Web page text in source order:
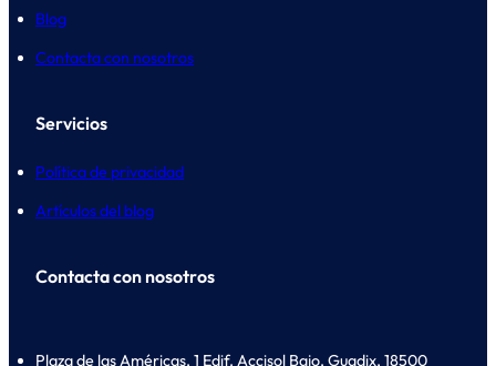
Blog
Contacta con nosotros
Servicios
Política de privacidad
Artículos del blog
Contacta con nosotros
Plaza de las Américas, 1 Edif. Accisol Bajo, Guadix, 18500